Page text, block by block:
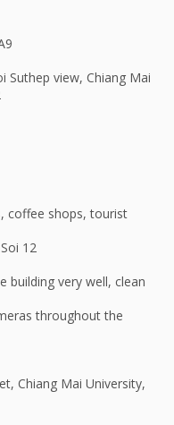
Suthep view, Chiang Mai
coffee shops, tourist
12
building very well, clean
throughout the
Chiang Mai University,